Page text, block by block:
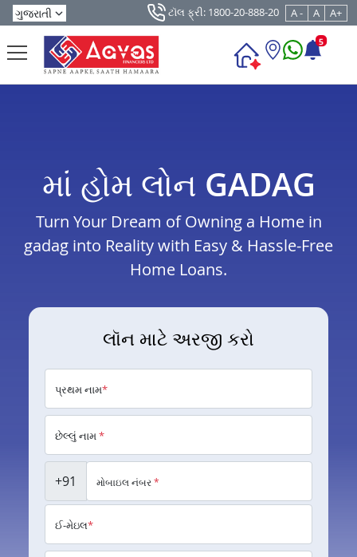
ટૉલ ફ્રી: 1800-20-888-20 A - A A+
5
માં હોમ લોન GADAG
Turn Your Dream of Owning a Home in
gadag into Reality with Easy & Hassle-Free
Home Loans.
લૉન માટે અરજી કરો
પ્રથમ નામ*
છેલ્લું નામ*
+91 મોબાઇલ નંબર*
ઈ-મેઇલ*